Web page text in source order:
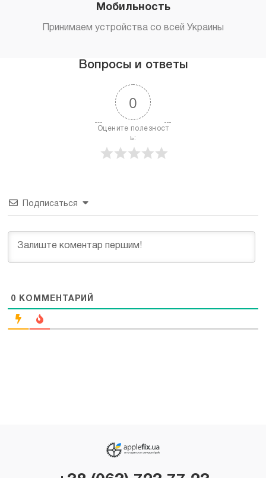
Мобильность
Принимаем устройства со всей Украины
Вопросы и ответы
0
Оцените полезност
ь:
Подписаться
0 КОММЕНТАРИЙ